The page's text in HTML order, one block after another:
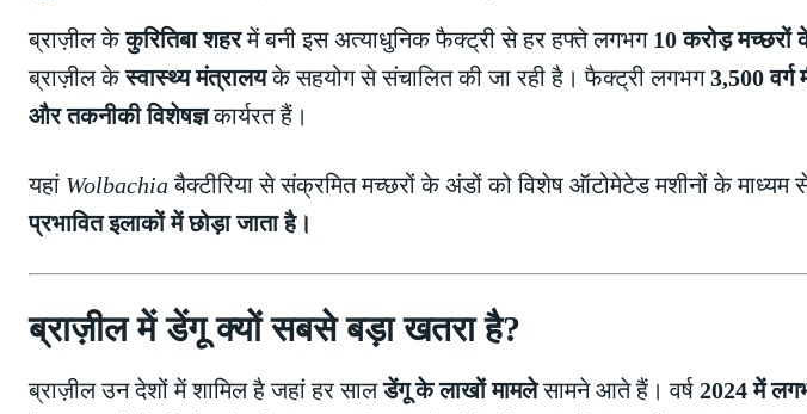
ब्राज़ील केकुरितिबा शहरमें बनी इस अत्याधुनिक फैक्ट्री से हर हफ्ते लगभग 10 करोड़
ब्राज़ील केस्वास्थ्य मंत्रालयके सहयोग से संचालित की जा रही है। फैक्ट्री लगभग3,500 वर्ग
और तकनीकी विशेषज्ञकार्यरत हैं।
यहां Wolbachiaबैक्टीरिया से संक्रमित मच्छरों के अंडों को विशेष ऑटोमेटेड मशीनों के माध्यम
प्रभावित इलाकों में छोड़ा जाता है।
ब्राज़ील में डेंगू क्यों सबसे बड़ा खतरा है?
ब्राज़ील उन देशों में शामिल है जहां हर सालडेंगू के लाखों मामलेसामने आते हैं। वर्ष 2024 में